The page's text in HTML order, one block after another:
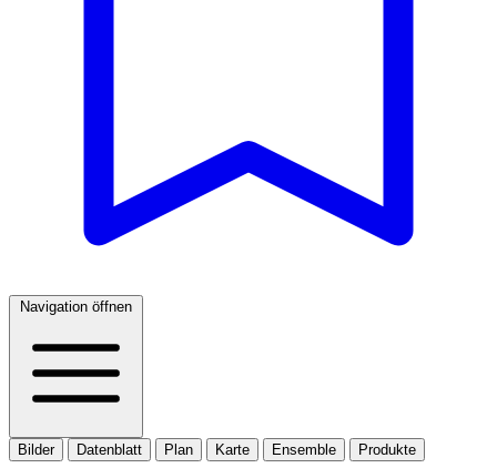
Navigation öffnen
Bilder Datenblatt Plan Karte Ensemble Produkte